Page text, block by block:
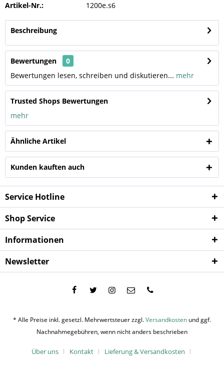
Artikel-Nr.: 1200e.s6
Beschreibung
Bewertungen
0
Bewertungen lesen, schreiben und diskutieren... mehr
Trusted Shops Bewertungen
mehr
Ähnliche Artikel
Kunden kauften auch
Service Hotline
Shop Service
Informationen
Newsletter
* Alle Preise inkl. gesetzl. Mehrwertsteuer zzgl.Versandkosten und ggf.
Nachnahmegebühren, wenn nicht anders beschrieben
Über uns Kontakt
Lieferung & Versandkosten